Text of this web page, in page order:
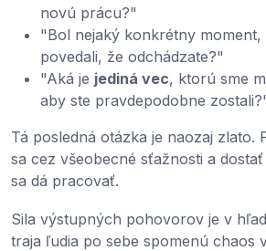
novú prácu?"
"Bol nejaký konkrétny moment,
povedali, že odchádzate?"
"Aká je jediná vec, ktorú sme
aby ste pravdepodobne
Tá posledná otázka je naozaj zlato.
sa cez všeobecné sťažnosti a
sa dá pracovať.
Sila výstupných pohovorov je v
traja ľudia po sebe spomenú chaos